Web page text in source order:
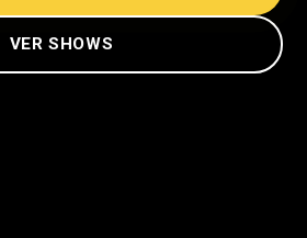
VER SHOWS